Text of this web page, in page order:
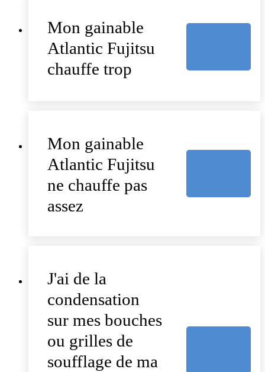
Mon gainable
Atlantic Fujitsu
chauffe trop
Mon gainable
Atlantic Fujitsu
ne chauffe pas
assez
J'ai de la
condensation
sur mes bouches
ou grilles de
soufflage de ma